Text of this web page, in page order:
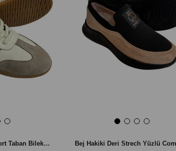
Bej Hakiki Deri Comfort Taban Bilek Boy Sneaker